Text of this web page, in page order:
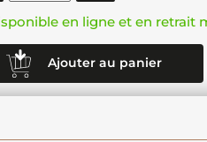
en ligne et en retrait
Ajouter au panier